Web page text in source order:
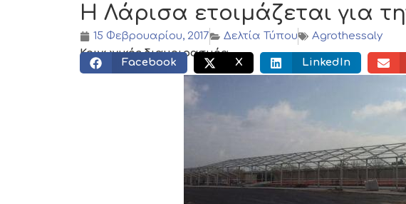
Η Λάρισα ετοιμάζεται για
15 Φεβρουαρίου, 2017 Δελτία Τύπου
Agrothessaly
Κοινωνικός διαμοιρασμός:
Facebook X LinkedIn